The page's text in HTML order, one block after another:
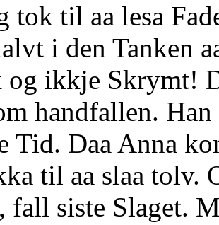
tok til aa lesa
i den Tanken
ikkje Skrymt!
handfallen.
Tid. Daa Anna
til aa slaa tolv.
fall siste Slaget.